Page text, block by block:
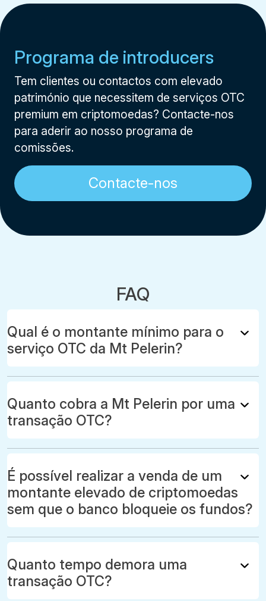
Programa de introducers
Tem clientes ou contactos com elevado
património que necessitem de serviços OTC
premium em criptomoedas? Contacte-nos
para aderir ao nosso programa de
comissões.
Contacte-nos
FAQ
Qual é o montante mínimo para o
serviço OTC da Mt Pelerin?
Quanto cobra a Mt Pelerin por uma
transação OTC?
É possível realizar a venda de um
montante elevado de criptomoedas
sem que o banco bloqueie os fundos?
Quanto tempo demora uma
transação OTC?